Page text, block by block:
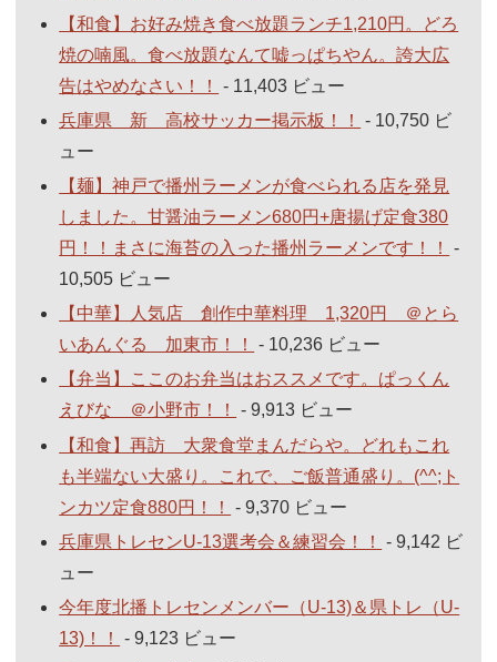
【和食】お好み焼き食べ放題ランチ1,210円。どろ
焼の喃風。食べ放題なんて嘘っぱちやん。誇大広
告はやめなさい！！
- 11,403 ビュー
兵庫県 新 高校サッカー掲示板！！
- 10,750 ビ
ュー
【麺】神戸で播州ラーメンが食べられる店を発見
しました。甘醤油ラーメン680円+唐揚げ定食380
円！！まさに海苔の入った播州ラーメンです！！
-
10,505 ビュー
【中華】人気店 創作中華料理 1,320円 ＠とら
いあんぐる 加東市！！
- 10,236 ビュー
【弁当】ここのお弁当はおススメです。ぱっくん
えびな ＠小野市！！
- 9,913 ビュー
【和食】再訪 大衆食堂まんだらや。どれもこれ
も半端ない大盛り。これで、ご飯普通盛り。(^^;ト
ンカツ定食880円！！
- 9,370 ビュー
兵庫県トレセンU-13選考会＆練習会！！
- 9,142 ビ
ュー
今年度北播トレセンメンバー（U-13)＆県トレ（U-
13)！！
- 9,123 ビュー